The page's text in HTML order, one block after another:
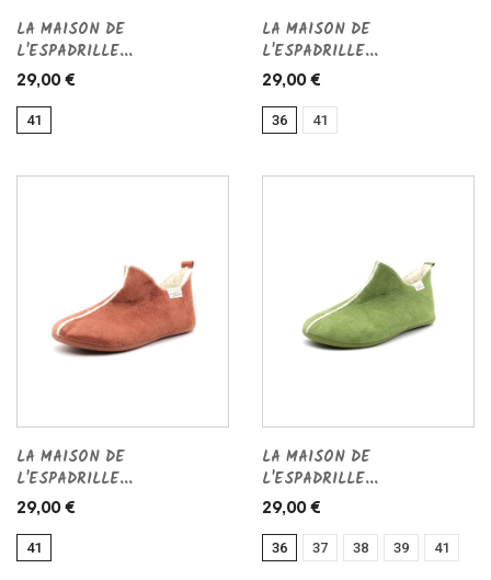
LA MAISON DE
L'ESPADRILLE...
29,00 €
41
LA MAISON DE
L'ESPADRILLE...
29,00 €
36 41
LA MAISON DE
L'ESPADRILLE...
29,00 €
41
LA MAISON DE
L'ESPADRILLE...
29,00 €
36 37 38 39 41